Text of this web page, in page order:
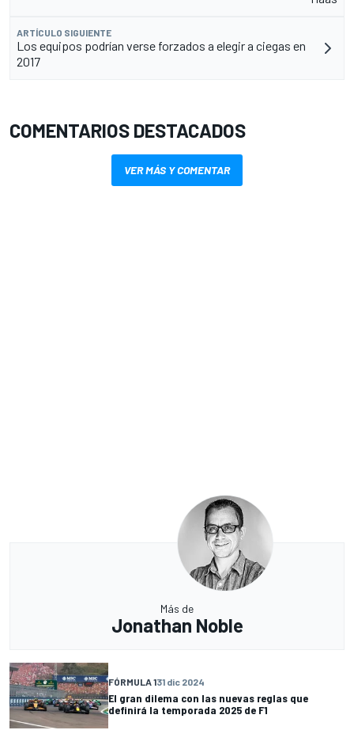
ARTÍCULO SIGUIENTE
Los equipos podrían verse forzados a elegir a ciegas en
2017
COMENTARIOS DESTACADOS
VER MÁS Y COMENTAR
Más de
Jonathan Noble
FÓRMULA 131 dic 2024
El gran dilema con las nuevas reglas que
definirá la temporada 2025 de F1